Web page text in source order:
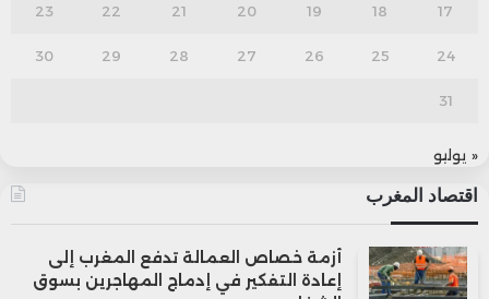
17
18
19
20
21
22
23
24
25
26
27
28
29
30
31
« يوليو
اقتصاد المغرب
أزمة خصاص العمالة تدفع المغرب إلى
إعادة التفكير في إدماج المهاجرين بسوق